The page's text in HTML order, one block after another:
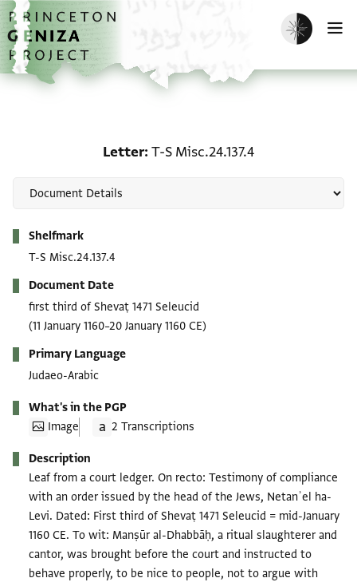
Skip to main content
home
Enable dark
Letter T-S Misc.24.137.4
Shelfmark
T-S Misc.24.137.4
Document Date
first third of Shevaṭ 1471 Seleucid
(11 January 1160–20 January 1160 CE)
Primary Language
Judaeo-Arabic
What's in the PGP
Image
2 Transcriptions
Description
Leaf from a court ledger. On recto: Testimony of compliance
with an order issued by the head of the Jews, Netanʾel ha-
Levi. Dated: First third of Shevaṭ 1471 Seleucid = mid-January
1160 CE. To wit: Manṣūr al-Dhabbāḥ, a ritual slaughterer and
cantor, was brought before the court and instructed to
behave properly, to be nice to people, not to argue with